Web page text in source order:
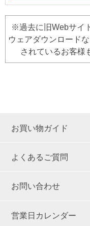
※過去に旧Webサイ
ウェアダウンロード
されているお客様
お買い物ガイド
よくあるご質問
お問い合わせ
営業日カレンダー